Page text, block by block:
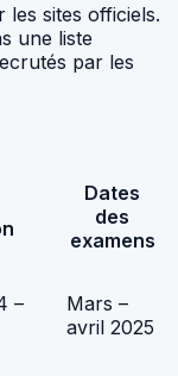
les sites officiels.
une liste
par les
Dates
des
examens
–
Mars –
avril 2025